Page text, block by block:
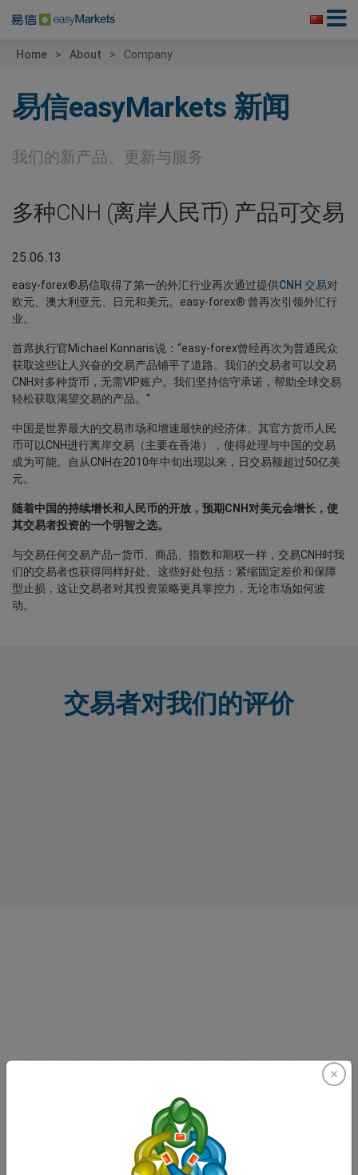
Home About Company
易信easyMarkets 新闻
我们的新产品、更新与服务
多种CNH (离岸人民币) 产品可交易
25.06.13
easy-forex®易信取得了第一的外汇行业再次通过提供CNH 交易对
欧元、澳大利亚元、日元和美元。easy-forex® 曾再次引领外汇行
业。
首席执行官Michael Konnaris说：“easy-forex曾经再次为普通民众
获取这些让人兴奋的交易产品铺平了道路。我们的交易者可以交易
CNH对多种货币，无需VIP账户。我们坚持信守承诺，帮助全球交易
轻松获取渴望交易的产品。“
中国是世界最大的交易市场和增速最快的经济体。其官方货币人民
币可以CNH进行离岸交易（主要在香港），使得处理与中国的交易
成为可能。自从CNH在2010年中旬出现以来，日交易额超过50亿美
元。
随着中国的持续增长和人民币的开放，预期CNH对美元会增长，使
其交易者投资的一个明智之选。
与交易任何交易产品—货币、商品、指数和期权一样，交易CNH时我
们的交易者也获得同样好处。这些好处包括：紧缩固定差价和保障
型止损，这让交易者对其投资策略更具掌控力，无论市场如何波
动。
交易者对我们的评价
2001年以来持续创新
易信easyMarkets自2001年以来一直服务于客户。从创建之
初，我们始终致力于为客户提供具创新的产品、工具和服
务。